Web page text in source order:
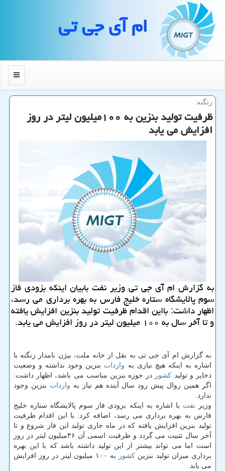
ام آی جی تی
منو
زنگنه:
ظرفیت تولید بنزین به ۱۰۰میلیون لیتر در روز
افزایش می یابد
به گزارش ام آی جی تی وزیر نفت بابیان اینكه بزودی فاز
سوم پالایشگاه ستاره خلیج فارس به بهره برداری می رسد،
اظهار داشت: بااین اقدام ظرفیت تولید بنزین افزایش یافته
و تا آخر سال به ۱۰۰ میلیون لیتر در روز افزایش می یابد.
به گزارش ام آی جی تی به نقل از خانه ملت، بیژن نامدار زنگنه با
اشاره به اینكه هیچ نیازی به واردات بنزین وجود نداشته و وضعیت
ذخایر و تولید كشور در حوزه بنزین مناسب می باشد، اظهار داشت:
اگر همین روال پیش رود سال آینده هم نیاز به واردات بنزین وجود
ندارد.
وزیر نفت با اشاره به اینكه بزودی فاز سوم پالایشگاه ستاره خلیج
فارس به بهره برداری می رسد، اضافه كرد: با این اقدام ظرفیت
تولید بنزین افزایش یافته كه در ماه جاری تولید این فاز شروع و تا
آخر سال تثبیت می گردد و ظرفیت اسمی آن ۳۶میلیون لیتر در روز
است اما می تواند بیشتر از این تولید داشته باشد كه با این بهره
برداری میزان تولید بنزین كشور
به ۱۰۰ میلیون لیتر در روز افزایش
می یابد.